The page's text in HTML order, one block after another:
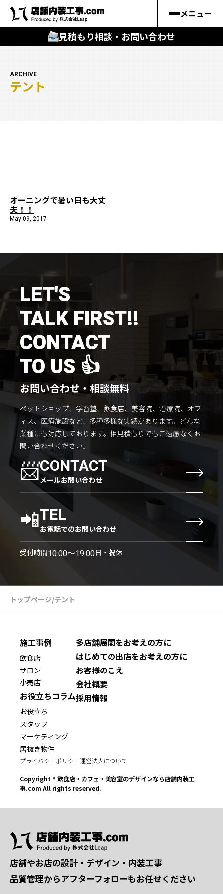
メニュー
見積もり相談・お問い合わせ
キーワードから
はじめての方
店舗内装工事.comの強み
採用情報会社概要
ARCHIVE
テント
オーニングで暑い日も大丈
夫！！
May 09, 2017
LET'S
TALK FIRST!!
CONTACT
TO US 👍
お問い合わせ・相談無料
ペットショップ、学習塾、飲食店、美容院、治療院、オフ
ィス、医療施設など、多種多様な実績があります。 どんな
業種にも対応しております。 相見積もりでもご遠慮なくお
問い合わせください。
📨CONTACT
メールお問い合わせ
📲TEL
お電話でのお問い合わせ
受付時間10:00〜19:00日・祝休
トップページ/テント
施工事例
飲食店
サロン
小売店
お役立ちコラム
お役立ち
スタッフ
マーケティング
居抜き物件
多店舗展開をお考えの方に
はじめての出店をお考えの方に
お客様のこえ
会社概要
採用情報
プライバシーポリシー運営法人について
Copyright ® 飲食店・カフェ・美容室のデザインなら店舗内装工
事.com All rights reserved.
店舗やお店の設計・デザイン・内装工事
品質管理からアフターフォローもお任せください